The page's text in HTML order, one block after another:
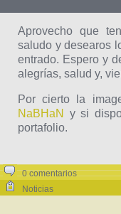
Aprovecho que
saludo y desearos
entrado. Espero y
alegrías, salud y,
Por cierto la
NaBHaN
y si
portafolio.
0 comentarios
Noticias